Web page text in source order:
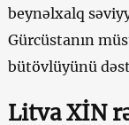
beynəlxalq
Gürcüstanın
bütövlüyünü
Litva XİN